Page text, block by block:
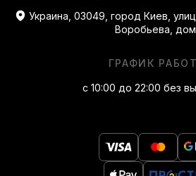
Украина, 03049, город Киев,
Воробьева, дом
ГРАФИК
с 10:00 до 22:00 без